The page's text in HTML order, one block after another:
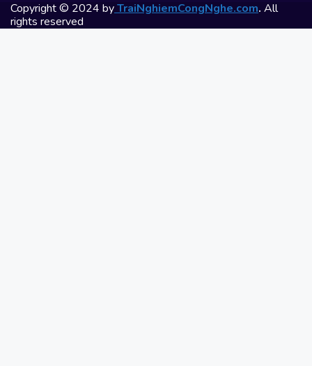
Copyright © 2024 byTraiNghiemCongNghe.com. All
rights reserved